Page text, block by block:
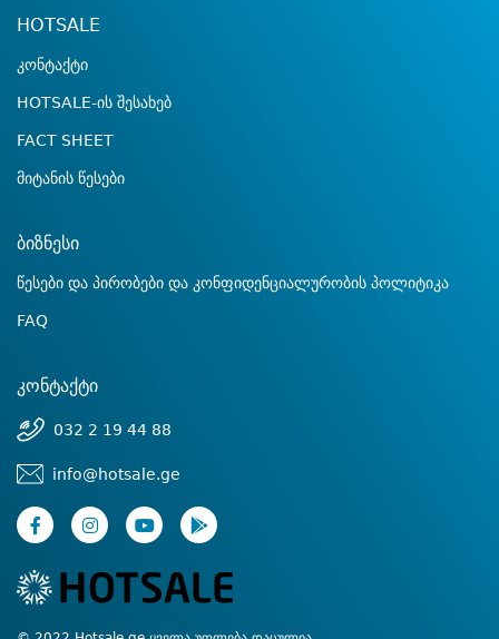
HOTSALE
კონტაქტი
HOTSALE-ის შესახებ
FACT SHEET
მიტანის წესები
ბიზნესი
წესები და პირობები და კონფიდენციალურობის პოლიტიკა
FAQ
კონტაქტი
032 2 19 44 88
info@hotsale.ge